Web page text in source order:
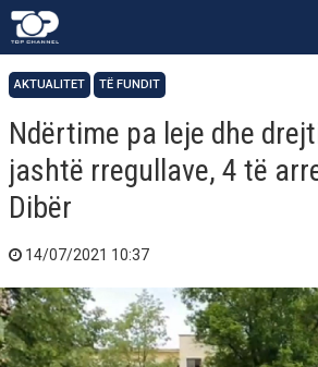
AKTUALITET TË FUNDIT
Ndërtime pa leje dhe
jashtë rregullave, 4 të
Dibër
14/07/2021 10:37